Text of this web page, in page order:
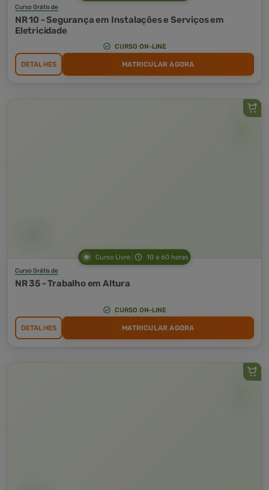
Curso Grátis de
NR 10 - Segurança em Instalações e Serviços em
Eletricidade
CURSO ON-LINE
DETALHES MATRICULAR AGORA
Curso Livre 10 a 60 horas
Curso Grátis de
NR 35 - Trabalho em Altura
CURSO ON-LINE
DETALHES MATRICULAR AGORA